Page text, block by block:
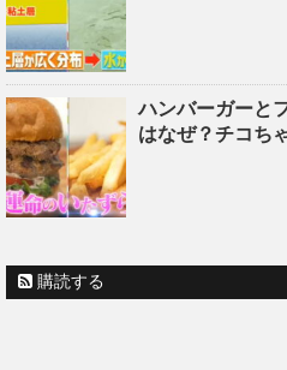
ハンバーガーと
はなぜ？チコち
購読する